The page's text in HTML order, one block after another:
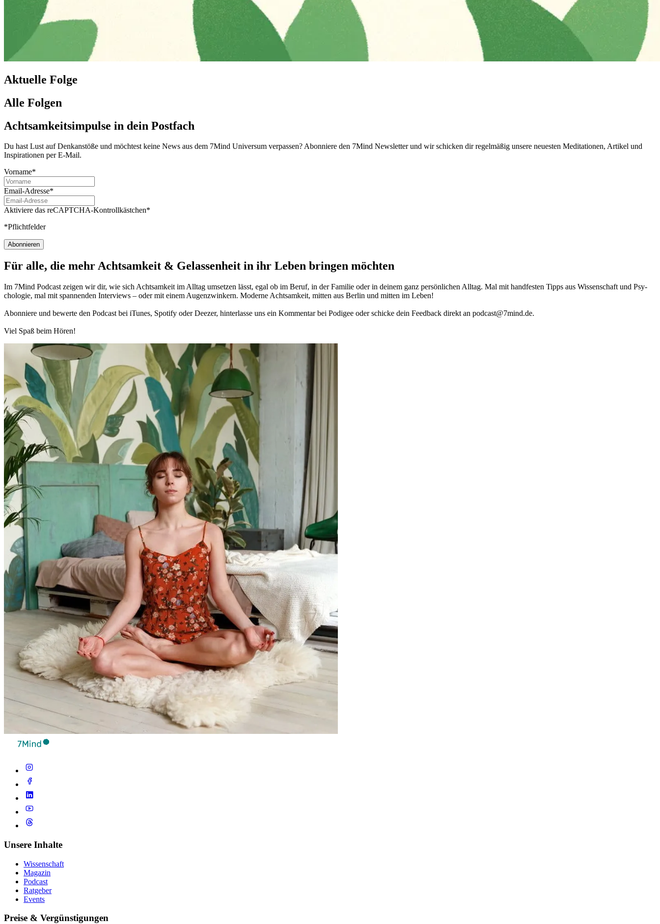
Aktuelle Folge
Alle Folgen
Achtsamkeitsimpulse in dein Postfach
Du hast Lust auf Denkanstöße und möchtest keine News aus dem 7Mind Universum verpassen? Abon­niere den 7Mind News­let­ter und wir schicken dir regelmäßig unsere neuesten Meditationen, Artikel und
Inspirationen per E-Mail.
Vorname*
Email-Adresse*
Aktiviere das reCAPTCHA-Kontrollkästchen*
*Pflichtfelder
Abonnieren
Für alle, die mehr Acht­sam­keit & Gelas­sen­heit in ihr Leben brin­gen möch­ten
Im 7Mind Pod­cast zeigen wir dir, wie sich Acht­sam­keit im Alltag umset­zen lässt, egal ob im Beruf, in der Fami­lie oder in deinem ganz per­sön­li­chen Alltag. Mal mit hand­fes­ten Tipps aus Wis­sen­schaft und Psy­
cho­lo­gie, mal mit spannenden Interviews – oder mit einem Augen­zwin­kern. Moderne Acht­sam­keit, mitten aus Berlin und mitten im Leben!
Abon­niere und bewerte den Pod­cast bei iTunes, Spo­tify oder Deezer, hin­ter­lasse uns ein Kom­men­tar bei Podigee oder schi­cke dein Feed­back direkt an podcast@​7​mind.​de.
Viel Spaß beim Hören!
Unsere Inhalte
Wissenschaft
Magazin
Podcast
Ratgeber
Events
Preise & Vergünstigungen